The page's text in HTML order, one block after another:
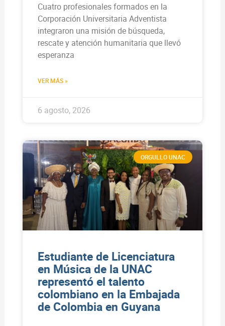
Cuatro profesionales formados en la
Corporación Universitaria Adventista
integraron una misión de búsqueda,
rescate y atención humanitaria que llevó
esperanza
VER MÁS »
6 agosto, 2026
ORGULLO UNAC
Estudiante de Licenciatura
en Música de la UNAC
representó el talento
colombiano en la Embajada
de Colombia en Guyana